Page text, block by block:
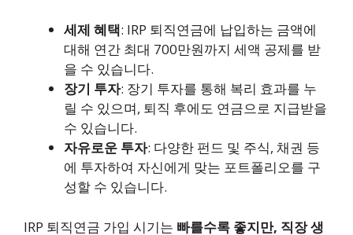
세제 혜택: IRP 퇴직연금에 납입하는 금액에
대해 연간 최대 700만원까지 세액 공제를 받
을 수 있습니다.
장기 투자: 장기 투자를 통해 복리 효과를 누
릴 수 있으며, 퇴직 후에도 연금으로 지급받을
수 있습니다.
자유로운 투자: 다양한 펀드 및 주식, 채권 등
에 투자하여 자신에게 맞는 포트폴리오를 구
성할 수 있습니다.
IRP 퇴직연금 가입 시기는 빠를수록 좋지만, 직장 생